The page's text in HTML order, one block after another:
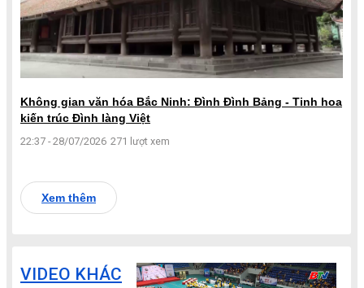
Không gian văn hóa Bắc Ninh: Đình Đình Bảng - Tinh hoa
kiến trúc Đình làng Việt
22:37 - 28/07/2026 271 lượt xem
Xem thêm
VIDEO KHÁC